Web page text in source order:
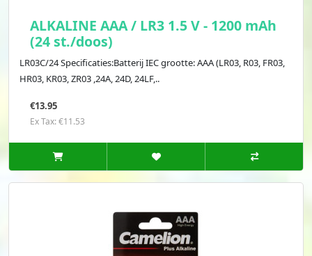
ALKALINE AAA / LR3 1.5 V - 1200 mAh
(24 st./doos)
LR03C/24 Specificaties:Batterij IEC grootte: AAA (LR03, R03, FR03,
HR03, KR03, ZR03 ,24A, 24D, 24LF,..
€13.95
Ex Tax: €11.53